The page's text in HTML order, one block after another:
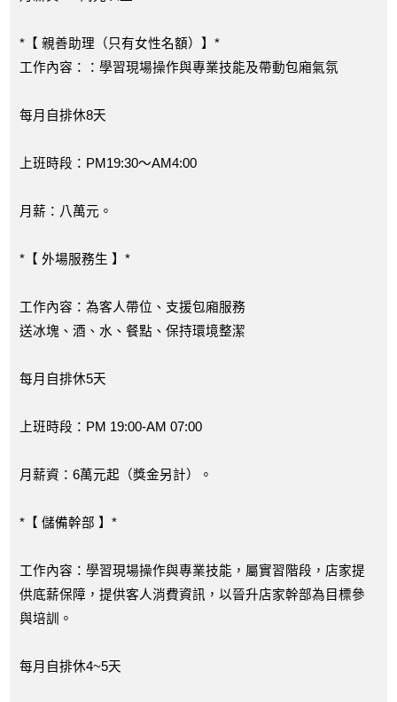
*【 親善助理（只有女性名額）】*
工作內容：：學習現場操作與專業技能及帶動包廂氣氛
每月自排休8天
上班時段：PM19:30～AM4:00
月薪：八萬元。
*【 外場服務生 】*
工作內容：為客人帶位、支援包廂服務
送冰塊、酒、水、餐點、保持環境整潔
每月自排休5天
上班時段：PM 19:00-AM 07:00
月薪資：6萬元起（獎金另計）。
*【 儲備幹部 】*
工作內容：學習現場操作與專業技能，屬實習階段，店家提
供底薪保障，提供客人消費資訊，以晉升店家幹部為目標參
與培訓。
每月自排休4~5天